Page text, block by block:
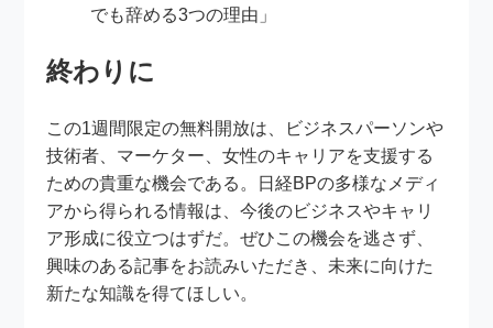
でも辞める3つの理由」
終わりに
この1週間限定の無料開放は、ビジネスパーソンや
技術者、マーケター、女性のキャリアを支援する
ための貴重な機会である。日経BPの多様なメディ
アから得られる情報は、今後のビジネスやキャリ
ア形成に役立つはずだ。ぜひこの機会を逃さず、
興味のある記事をお読みいただき、未来に向けた
新たな知識を得てほしい。